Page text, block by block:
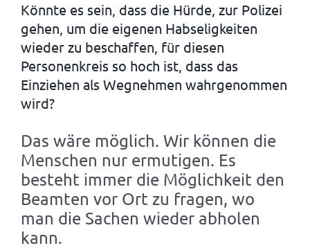
Könnte es sein, dass die Hürde, zur Polizei
gehen, um die eigenen Habseligkeiten
wieder zu beschaffen, für diesen
Personenkreis so hoch ist, dass das
Einziehen als Wegnehmen wahrgenommen
wird?
Das wäre möglich. Wir können die
Menschen nur ermutigen. Es
besteht immer die Möglichkeit den
Beamten vor Ort zu fragen, wo
man die Sachen wieder abholen
kann.